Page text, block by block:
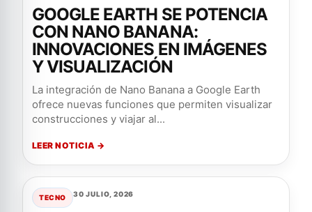
GOOGLE EARTH SE POTENCIA
CON NANO BANANA:
INNOVACIONES EN IMÁGENES
Y VISUALIZACIÓN
La integración de Nano Banana a Google Earth
ofrece nuevas funciones que permiten visualizar
construcciones y viajar al...
LEER NOTICIA →
TECNO 30 JULIO, 2026